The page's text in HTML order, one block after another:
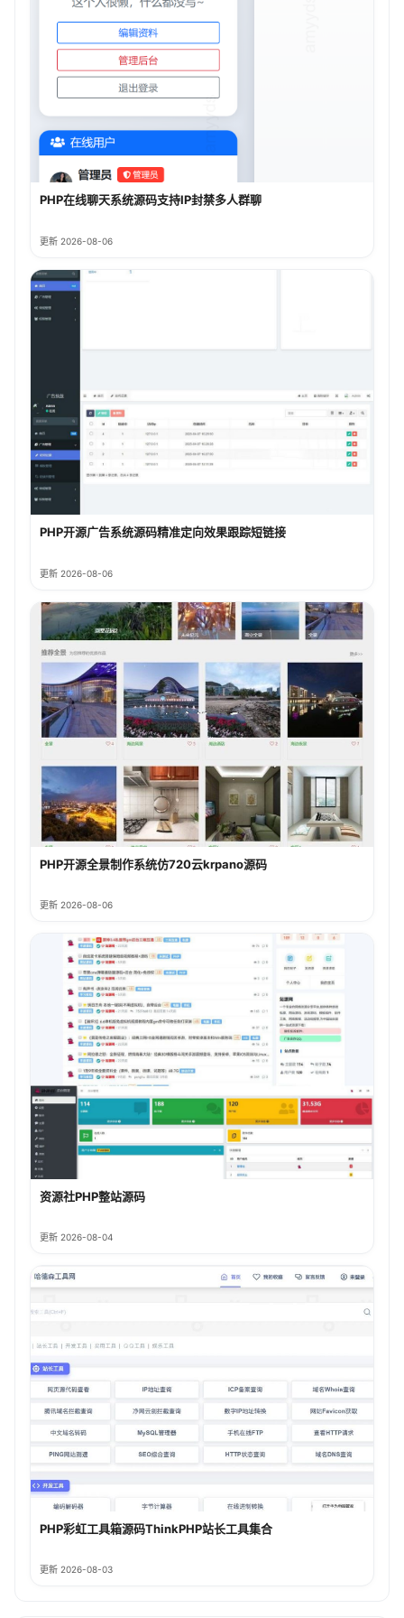
PHP在线聊天系统源码支持IP封禁多人群聊
更新 2026-08-06
PHP开源广告系统源码精准定向效果跟踪短链接
更新 2026-08-06
PHP开源全景制作系统仿720云krpano源码
更新 2026-08-06
资源社PHP整站源码
更新 2026-08-04
PHP彩虹工具箱源码ThinkPHP站长工具集合
更新 2026-08-03